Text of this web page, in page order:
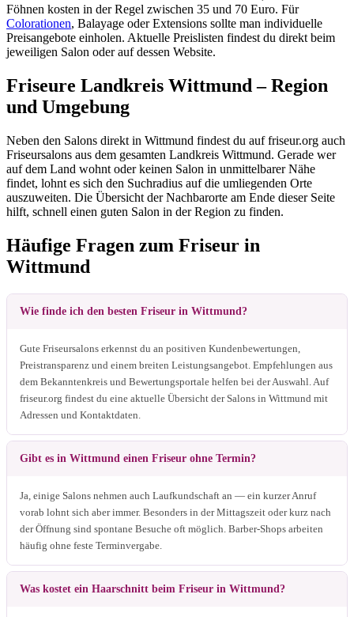
Föhnen kosten in der Regel zwischen 35 und 70 Euro. Für
Colorationen, Balayage oder Extensions sollte man individuelle
Preisangebote einholen. Aktuelle Preislisten findest du direkt beim
jeweiligen Salon oder auf dessen Website.
Friseure Landkreis Wittmund – Region
und Umgebung
Neben den Salons direkt in Wittmund findest du auf friseur.org auch
Friseursalons aus dem gesamten Landkreis Wittmund. Gerade wer
auf dem Land wohnt oder keinen Salon in unmittelbarer Nähe
findet, lohnt es sich den Suchradius auf die umliegenden Orte
auszuweiten. Die Übersicht der Nachbarorte am Ende dieser Seite
hilft, schnell einen guten Salon in der Region zu finden.
Häufige Fragen zum Friseur in
Wittmund
Wie finde ich den besten Friseur in Wittmund?
Gute Friseursalons erkennst du an positiven Kundenbewertungen,
Preistransparenz und einem breiten Leistungsangebot. Empfehlungen aus
dem Bekanntenkreis und Bewertungsportale helfen bei der Auswahl. Auf
friseur.org findest du eine aktuelle Übersicht der Salons in Wittmund mit
Adressen und Kontaktdaten.
Gibt es in Wittmund einen Friseur ohne Termin?
Ja, einige Salons nehmen auch Laufkundschaft an — ein kurzer Anruf
vorab lohnt sich aber immer. Besonders in der Mittagszeit oder kurz nach
der Öffnung sind spontane Besuche oft möglich. Barber-Shops arbeiten
häufig ohne feste Terminvergabe.
Was kostet ein Haarschnitt beim Friseur in Wittmund?